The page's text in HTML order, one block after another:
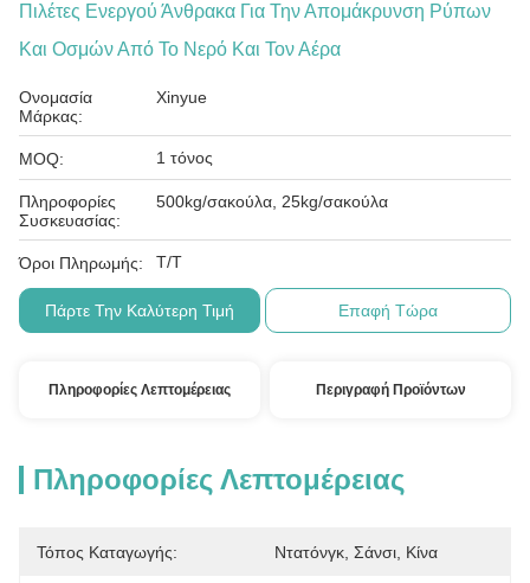
Πιλέτες Ενεργού Άνθρακα Για Την Απομάκρυνση Ρύπων
Και Οσμών Από Το Νερό Και Τον Αέρα
Ονομασία
Μάρκας:
Xinyue
MOQ: 1 τόνος
Πληροφορίες
Συσκευασίας:
500kg/σακούλα, 25kg/σακούλα
Όροι Πληρωμής: Τ/Τ
Πάρτε Την Καλύτερη Τιμή Επαφή Τώρα
Πληροφορίες Λεπτομέρειας Περιγραφή Προϊόντων
Πληροφορίες Λεπτομέρειας
Τόπος Καταγωγής: Ντατόνγκ, Σάνσι, Κίνα